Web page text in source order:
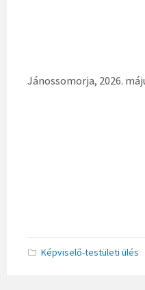
Jánossomorja, 2026.
Képviselő-testületi ülés